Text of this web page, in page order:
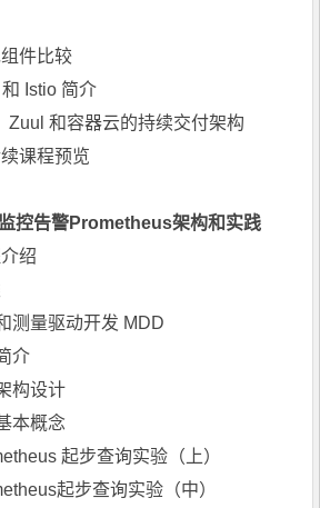
件比较
Istio 简介
Zuul 和容器云的持续交付架构
课程预览
控告警Prometheus架构和实践
绍
测量驱动开发 MDD
介
构设计
本概念
起步查询实验（上）
起步查询实验（中）